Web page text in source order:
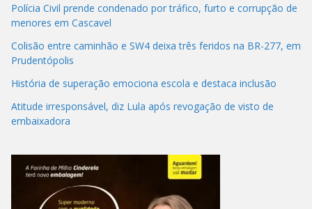
Polícia Civil prende condenado por tráfico, furto e corrupção de
menores em Cascavel
Colisão entre caminhão e SW4 deixa três feridos na BR-277, em
Prudentópolis
História de superação emociona escola e destaca inclusão
Atitude irresponsável, diz Lula após revogação de visto de
embaixadora